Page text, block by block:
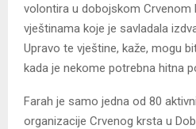
volontira u dobojskom Crvenom
vještinama koje je savladala
Upravo te vještine, kaže, mogu
kada je nekome potrebna hitna
Farah je samo jedna od 80
organizacije Crvenog krsta u